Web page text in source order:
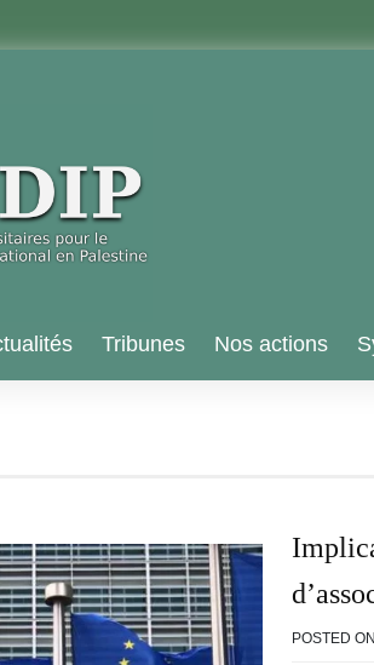
Tribunes Nos actions
POSTED ON